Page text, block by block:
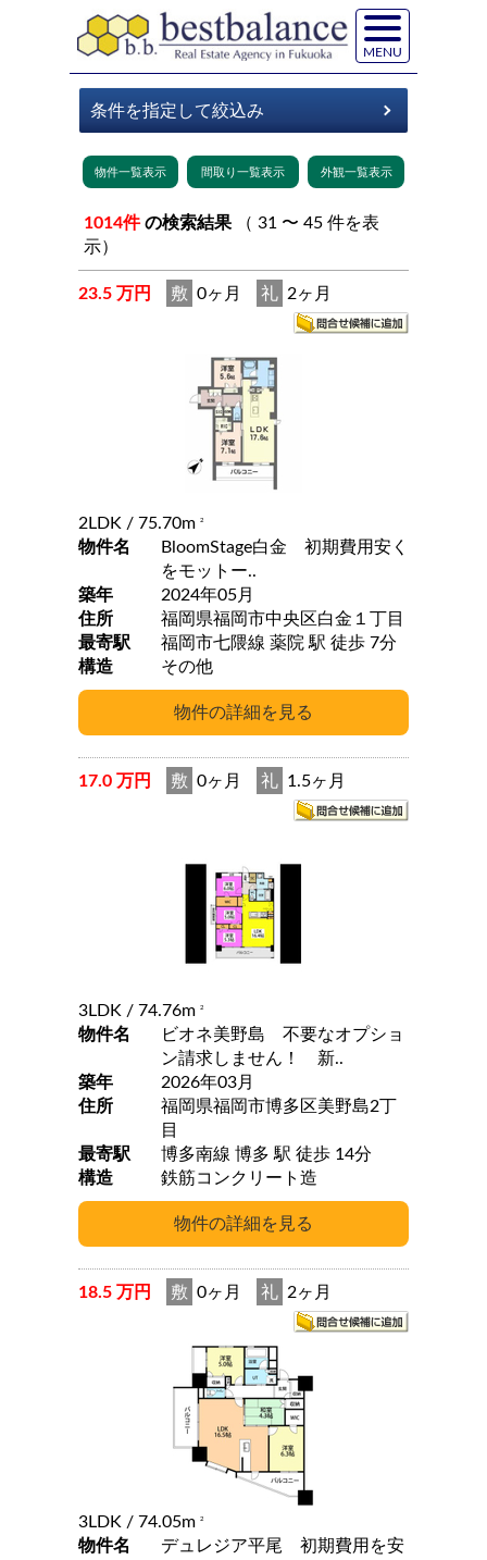
MENU
1014件 の検索結果
示）
23.5 万円 敷 0ヶ月 礼 2ヶ月
2LDK / 75.70m 2
物件名
BloomStage白金 初期費用安く
をモットー..
築年
2024年05月
住所
福岡県福岡市中央区白金１丁目
最寄駅
福岡市七隈線 薬院 駅 徒歩 7分
構造
その他
17.0 万円 敷 0ヶ月 礼 1.5ヶ月
3LDK / 74.76m 2
物件名
ビオネ美野島 不要なオプショ
ン請求しません！ 新..
築年
2026年03月
住所
福岡県福岡市博多区美野島2丁
目
最寄駅
博多南線 博多 駅 徒歩 14分
構造
鉄筋コンクリート造
18.5 万円 敷 0ヶ月 礼 2ヶ月
3LDK / 74.05m 2
物件名
デュレジア平尾 初期費用を安